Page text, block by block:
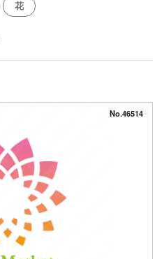
花
No.46514